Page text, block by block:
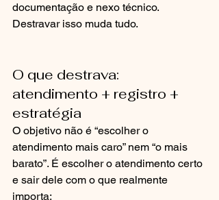
documentação e nexo técnico.
Destravar isso muda tudo.
O que destrava:
atendimento + registro +
estratégia
O objetivo não é “escolher o
atendimento mais caro” nem “o mais
barato”. É escolher o atendimento certo
e sair dele com o que realmente
importa: